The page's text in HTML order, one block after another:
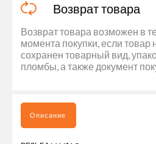
Возврат товара
Возврат товара возможен в
момента покупки, если товар
сохранен товарный вид,
пломбы, а также документ
Описание